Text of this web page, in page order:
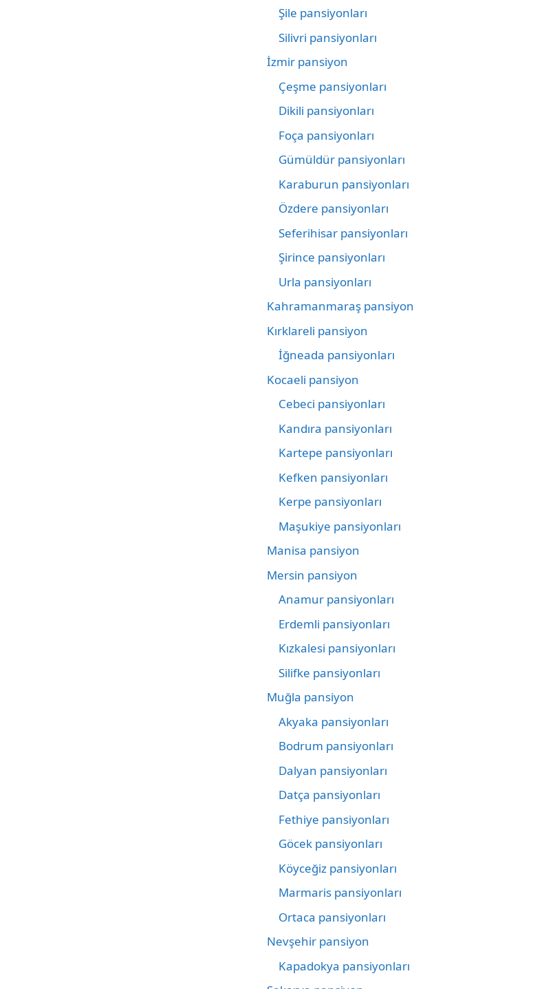
Şile pansiyonları
Silivri pansiyonları
İzmir pansiyon
Çeşme pansiyonları
Dikili pansiyonları
Foça pansiyonları
Gümüldür pansiyonları
Karaburun pansiyonları
Özdere pansiyonları
Seferihisar pansiyonları
Şirince pansiyonları
Urla pansiyonları
Kahramanmaraş pansiyon
Kırklareli pansiyon
İğneada pansiyonları
Kocaeli pansiyon
Cebeci pansiyonları
Kandıra pansiyonları
Kartepe pansiyonları
Kefken pansiyonları
Kerpe pansiyonları
Maşukiye pansiyonları
Manisa pansiyon
Mersin pansiyon
Anamur pansiyonları
Erdemli pansiyonları
Kızkalesi pansiyonları
Silifke pansiyonları
Muğla pansiyon
Akyaka pansiyonları
Bodrum pansiyonları
Dalyan pansiyonları
Datça pansiyonları
Fethiye pansiyonları
Göcek pansiyonları
Köyceğiz pansiyonları
Marmaris pansiyonları
Ortaca pansiyonları
Nevşehir pansiyon
Kapadokya pansiyonları